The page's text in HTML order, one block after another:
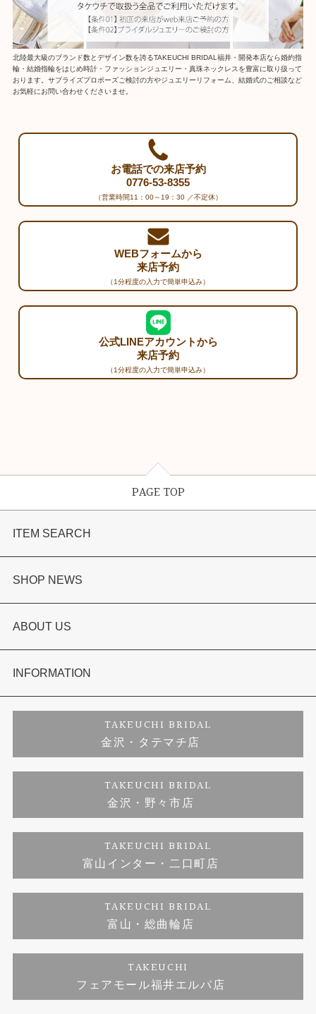
北陸最大級のブランド数とデザイン数を誇るTAKEUCHI BRIDAL福井・開発本店なら婚約指
輪・結婚指輪をはじめ時計・ファッションジュエリー・真珠ネックレスを豊富に取り扱って
おります。サプライズプロポーズご検討の方やジュエリーリフォーム、結婚式のご相談など
お気軽にお問い合わせくださいませ。
お電話での来店予約
0776-53-8355
（営業時間11：00～19：30 ／不定休）
WEBフォームから
来店予約
（1分程度の入力で簡単申込み）
公式LINEアカウントから
来店予約
（1分程度の入力で簡単申込み）
PAGE TOP
ITEM SEARCH
婚約指輪
結婚指輪
セットリング
婚約ネックレス
ダイヤモンド
ジュエリーリフォーム
SHOP NEWS
選ばれる理由まとめ
お客様の声
プロポーズサポート
ブランドリスト
福井指輪工房｜手作りペアリング
福井指輪工房｜手作り結婚指輪 and 婚約指輪
福井工房｜手作り婚約指輪プロポーズプラン
ABOUT US
会社概要
お客様の声
INFORMATION
プライバシーポリシー
TAKEUCHI BRIDAL
金沢・タテマチ店
TAKEUCHI BRIDAL
金沢・野々市店
TAKEUCHI BRIDAL
富山インター・二口町店
TAKEUCHI BRIDAL
富山・総曲輪店
TAKEUCHI
フェアモール福井エルパ店